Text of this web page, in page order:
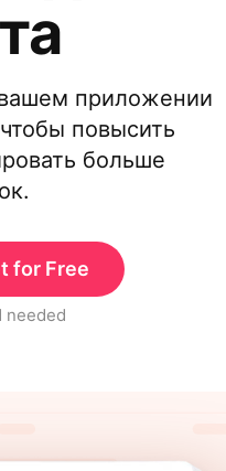
приложении
повысить
больше
for Free
needed